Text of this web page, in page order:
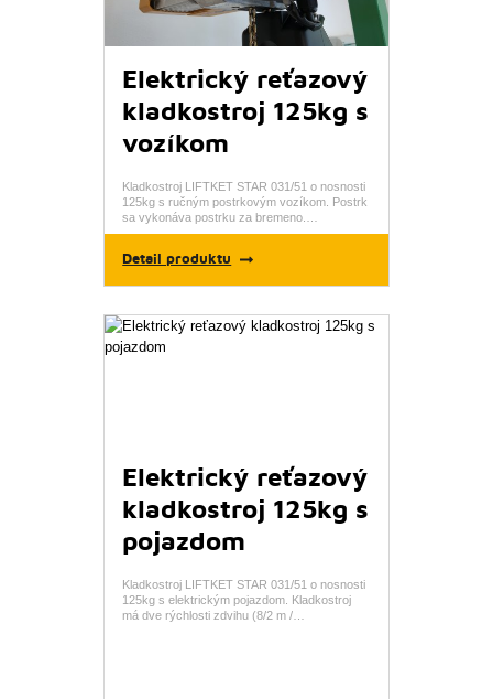
Elektrický reťazový
kladkostroj 125kg s
vozíkom
Kladkostroj LIFTKET STAR 031/51 o nosnosti
125kg s ručným postrkovým vozíkom. Postrk
sa vykonáva postrku za bremeno.…
Detail produktu
Elektrický reťazový
kladkostroj 125kg s
pojazdom
Kladkostroj LIFTKET STAR 031/51 o nosnosti
125kg s elektrickým pojazdom. Kladkostroj
má dve rýchlosti zdvihu (8/2 m /…